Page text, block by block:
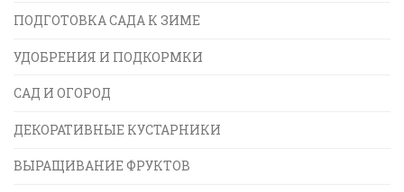
ПОДГОТОВКА САДА К ЗИМЕ
УДОБРЕНИЯ И ПОДКОРМКИ
САД И ОГОРОД
ДЕКОРАТИВНЫЕ КУСТАРНИКИ
ВЫРАЩИВАНИЕ ФРУКТОВ